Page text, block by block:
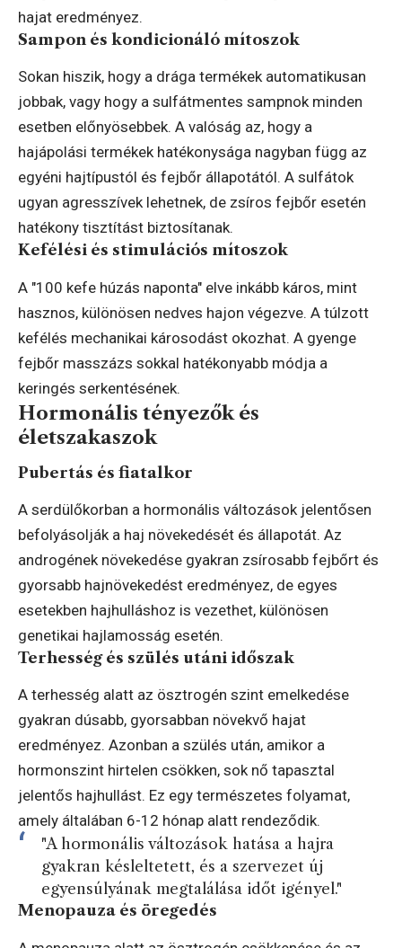
hajat eredményez.
Sampon és kondicionáló mítoszok
Sokan hiszik, hogy a drága termékek automatikusan
jobbak, vagy hogy a sulfátmentes sampnok minden
esetben előnyösebbek. A valóság az, hogy a
hajápolási termékek hatékonysága nagyban függ az
egyéni hajtípustól és fejbőr állapotától. A sulfátok
ugyan agresszívek lehetnek, de zsíros fejbőr esetén
hatékony tisztítást biztosítanak.
Kefélési és stimulációs mítoszok
A "100 kefe húzás naponta" elve inkább káros, mint
hasznos, különösen nedves hajon végezve. A túlzott
kefélés mechanikai károsodást okozhat. A gyenge
fejbőr masszázs sokkal hatékonyabb módja a
keringés serkentésének.
Hormonális tényezők és
életszakaszok
Pubertás és fiatalkor
A serdülőkorban a hormonális változások jelentősen
befolyásolják a haj növekedését és állapotát. Az
androgének növekedése gyakran zsírosabb fejbőrt és
gyorsabb hajnövekedést eredményez, de egyes
esetekben hajhulláshoz is vezethet, különösen
genetikai hajlamosság esetén.
Terhesség és szülés utáni időszak
A terhesség alatt az ösztrogén szint emelkedése
gyakran dúsabb, gyorsabban növekvő hajat
eredményez. Azonban a szülés után, amikor a
hormonszint hirtelen csökken, sok nő tapasztal
jelentős hajhullást. Ez egy természetes folyamat,
amely általában 6-12 hónap alatt rendeződik.
"A hormonális változások hatása a hajra
gyakran késleltetett, és a szervezet új
egyensúlyának megtalálása időt igényel."
Menopauza és öregedés